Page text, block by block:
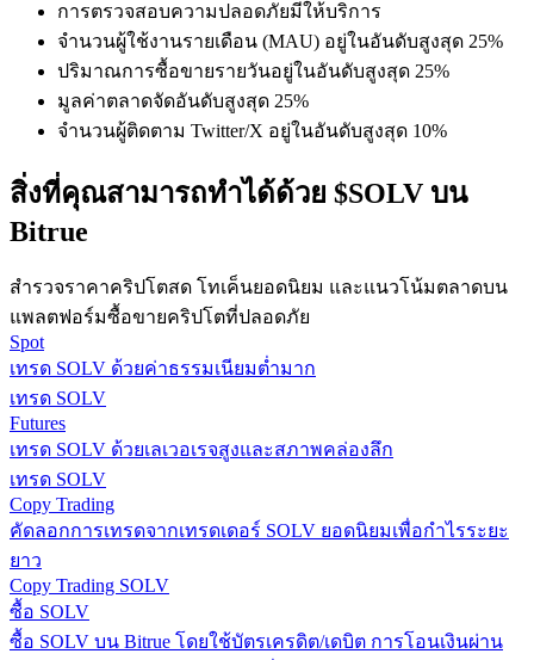
เรียนรู้วิธีการรักษาผลกำไร
ได้รับ
การตรวจสอบความปลอดภัยมีให้บริการ
จำนวนผู้ใช้งานรายเดือน (MAU) อยู่ในอันดับสูงสุด 25%
ปริมาณการซื้อขายรายวันอยู่ในอันดับสูงสุด 25%
มูลค่าตลาดจัดอันดับสูงสุด 25%
จำนวนผู้ติดตาม Twitter/X อยู่ในอันดับสูงสุด 10%
สิ่งที่คุณสามารถทำได้ด้วย $SOLV บน
Bitrue
สำรวจราคาคริปโตสด โทเค็นยอดนิยม และแนวโน้มตลาดบน
แพลตฟอร์มซื้อขายคริปโตที่ปลอดภัย
Spot
เทรด SOLV ด้วยค่าธรรมเนียมต่ำมาก
เทรด SOLV
Futures
เทรด SOLV ด้วยเลเวอเรจสูงและสภาพคล่องลึก
เทรด SOLV
Copy Trading
คัดลอกการเทรดจากเทรดเดอร์ SOLV ยอดนิยมเพื่อกำไรระยะ
ยาว
Copy Trading SOLV
ซื้อ SOLV
ซื้อ SOLV บน Bitrue โดยใช้บัตรเครดิต/เดบิต การโอนเงินผ่าน